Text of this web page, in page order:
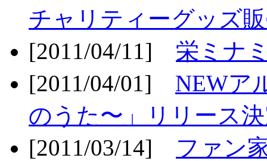
チャリティーグッズ
[2011/04/11] 栄ミナ
[2011/04/01] NEWア
のうた〜」リリース
[2011/03/14] ファン